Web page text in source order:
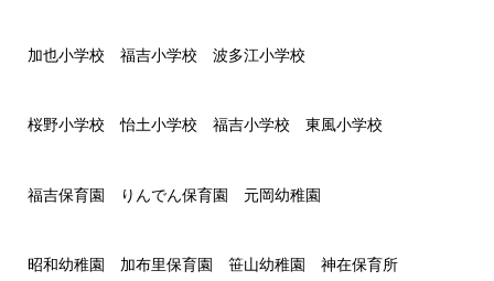
加也小学校 福吉小学校 波多江小学校
桜野小学校 怡土小学校 福吉小学校 東風小学校
福吉保育園 りんでん保育園 元岡幼稚園
昭和幼稚園 加布里保育園 笹山幼稚園 神在保育所